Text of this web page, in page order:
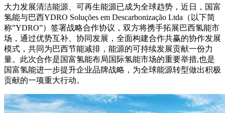
大力发展清洁能源、可再生能源已成为全球趋势，近日，国富
氢能与巴西YDRO Soluções em Descarbonização Ltda（以下简
称”YDRO”）签署战略合作协议，双方将携手拓展巴西氢能市
场，通过优势互补、协同发展，全面构建合作共赢的协作发展
模式，共同为巴西节能减排，能源的可持续发展贡献一份力
量。此次合作是国富氢能布局国际氢能市场的重要举措,也是
国富氢能进一步提升企业品牌战略，为全球能源转型做出积极
贡献的一项重大行动。